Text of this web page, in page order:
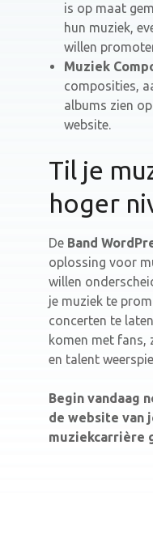
is op maat
hun muziek,
willen
Muziek
composities,
albums zien
website.
Til je
hoger
De Band
oplossing voor
willen
je muziek te
concerten te
komen met fans,
en talent
Begin vandaag
de website van
muziekcarrière